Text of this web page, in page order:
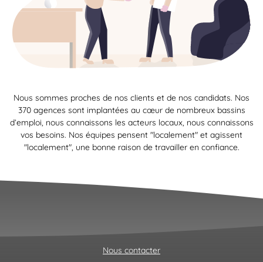
Nous sommes proches de nos clients et de nos candidats. Nos
370 agences sont implantées au cœur de nombreux bassins
d’emploi, nous connaissons les acteurs locaux, nous connaissons
vos besoins. Nos équipes pensent "localement" et agissent
"localement", une bonne raison de travailler en confiance.
Nous contacter